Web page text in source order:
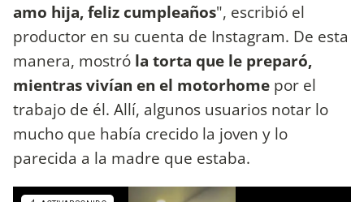
amo hija, feliz cumpleaños", escribió el
productor en su cuenta de Instagram. De esta
manera, mostró la torta que le preparó,
mientras vivían en el motorhome por el
trabajo de él. Allí, algunos usuarios notar lo
mucho que había crecido la joven y lo
parecida a la madre que estaba.